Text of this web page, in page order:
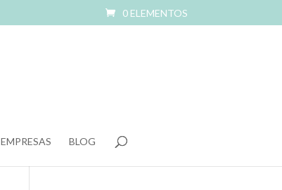
0 ELEMENTOS
EMPRESAS BLOG